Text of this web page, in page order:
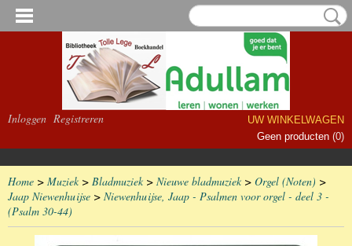
Inloggen Registreren
UW WINKELWAGEN
Geen producten (0)
Home > Muziek> Bladmuziek> Nieuwe bladmuziek> Orgel (Noten) >
Jaap Niewenhuijse > Niewenhuijse, Jaap - Psalmen voor orgel - deel 3 -
(Psalm 30-44)